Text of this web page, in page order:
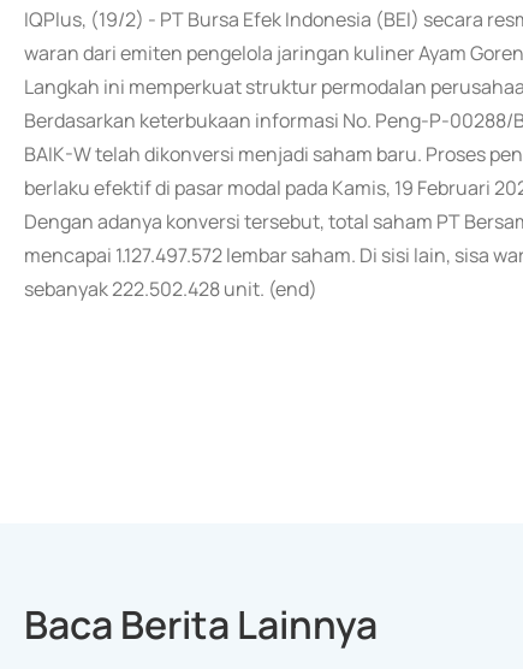
IQPlus, (19/2) - PT Bursa Efek Indonesia (BEI) secara
waran dari emiten pengelola jaringan kuliner Ayam
Langkah ini memperkuat struktur permodalan
Berdasarkan keterbukaan informasi No. Peng-P-00288/
BAIK-W telah dikonversi menjadi saham baru. Proses
berlaku efektif di pasar modal pada Kamis, 19 Februari
Dengan adanya konversi tersebut, total saham PT
mencapai 1.127.497.572 lembar saham. Di sisi lain, sisa
sebanyak 222.502.428 unit. (end)
Baca Berita Lainnya